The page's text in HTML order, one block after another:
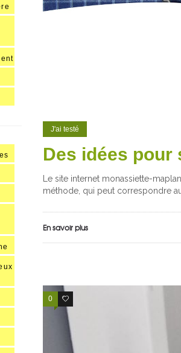
J'ai testé
Des idées
Le site internet monassiette-
méthode, qui peut correspondre
En savoir plus
0 5